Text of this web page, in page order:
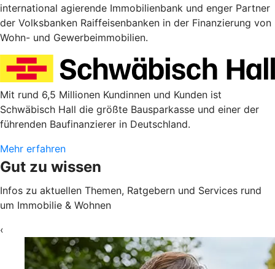
international agierende Immobilienbank und enger Partner
der Volksbanken Raiffeisenbanken in der Finanzierung von
Wohn- und Gewerbeimmobilien.
Mit rund 6,5 Millionen Kundinnen und Kunden ist
Schwäbisch Hall die größte Bausparkasse und einer der
führenden Baufinanzierer in Deutschland.
Mehr erfahren
Gut zu wissen
Infos zu aktuellen Themen, Ratgebern und Services rund
um Immobilie & Wohnen
‹